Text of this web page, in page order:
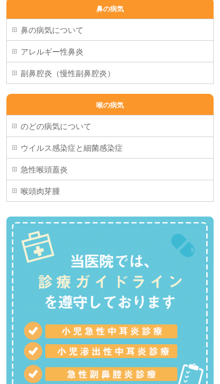
鼻の病気
鼻の病気について
アレルギー性鼻炎
副鼻腔炎（慢性副鼻腔炎）
喉の病気
のどの病気について
ウイルス感染症と細菌感染症
急性喉頭蓋炎
喉頭肉芽腫